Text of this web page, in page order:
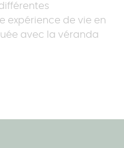
expérience de vie en
avec la véranda